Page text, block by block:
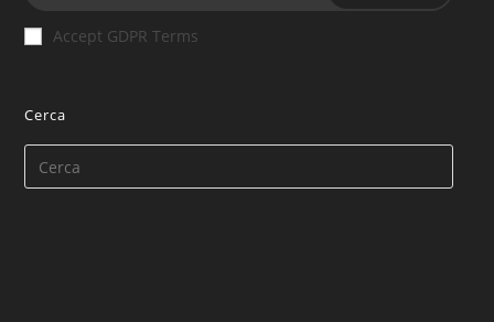
Accept GDPR Terms
Cerca